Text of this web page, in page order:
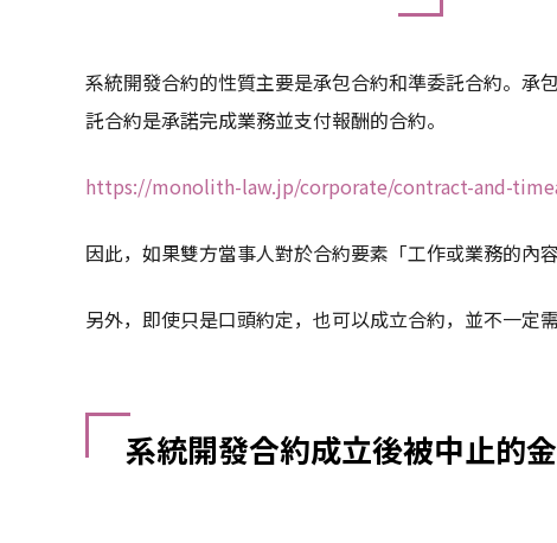
系統開發合約的性質主要是承包合約和準委託合約。承
託合約是承諾完成業務並支付報酬的合約。
https://monolith-law.jp/corporate/contract-and-
因此，如果雙方當事人對於合約要素「工作或業務的內
另外，即使只是口頭約定，也可以成立合約，並不一定需
系統開發合約成立後被中止的